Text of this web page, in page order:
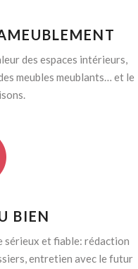
des espaces intérieurs,
meubles meublants… et le
BIEN
sérieux et fiable: rédaction
entretien avec le futur